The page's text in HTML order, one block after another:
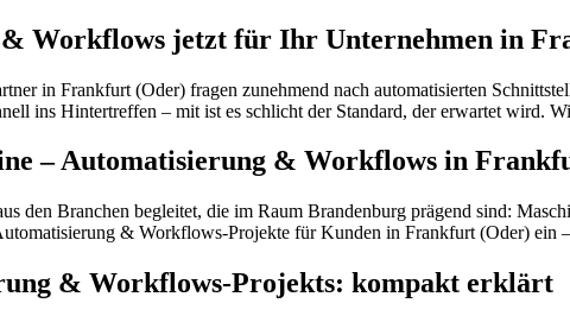
Workflows jetzt für Ihr Unternehmen in
in Frankfurt (Oder) fragen zunehmend nach automatisierten
ins Hintertreffen – mit ist es schlicht der Standard, der erwartet wird.
– Automatisierung & Workflows in
den Branchen begleitet, die im Raum Brandenburg prägend sind:
& Workflows-Projekte für Kunden in Frankfurt (Oder) ein
& Workflows-Projekts: kompakt erklärt